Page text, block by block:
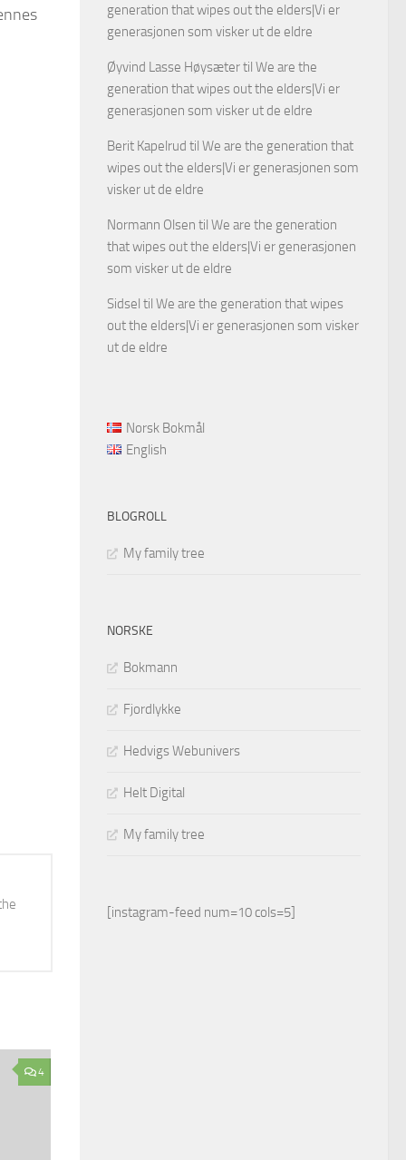
4
generation that wipes out the elders|Vi er
generasjonen som visker ut de eldre
Øyvind Lasse Høysætertil We are the
generation that wipes out the elders|Vi er
generasjonen som visker ut de eldre
Berit Kapelrud til We are the generation that
wipes out the elders|Vi er generasjonen som
visker ut de eldre
Normann Olsen til We are the generation
that wipes out the elders|Vi er generasjonen
som visker ut de eldre
Sidsel til We are the generation that wipes
out the elders|Vi er generasjonen som visker
ut de eldre
Norsk Bokmål
English
BLOGROLL
My family tree
NORSKE
Bokmann
Fjordlykke
Hedvigs Webunivers
Helt Digital
My family tree
[instagram-feed num=10 cols=5]